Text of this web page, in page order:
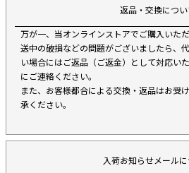
返品・交換につい
万が一、当オンラインストアでご購入いた
送中の破損などの問題がございましたら、
い場合にはご返品（ご返金）として対応い
にご連絡ください。
また、お客様都合による交換・返品はお受
承ください。
入荷お知らせメール